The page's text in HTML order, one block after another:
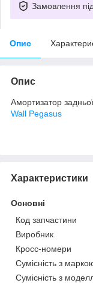
Замовлення
Опис
Опис
Амортизатор
Wall Pegasus
Характеристики
Основні
Код запчастини
Виробник
Кросс-номери
Сумісність з
Сумісність з